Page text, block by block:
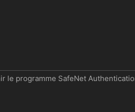
le programme SafeNet